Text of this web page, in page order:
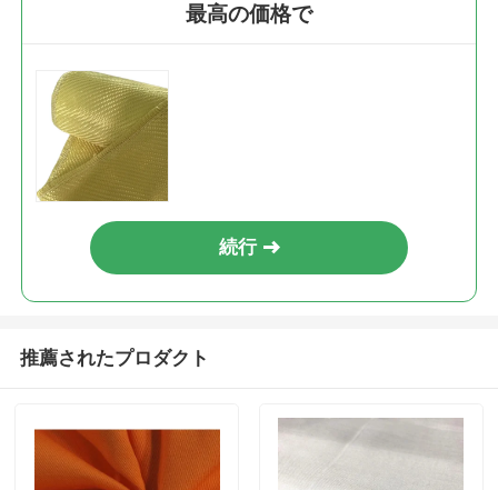
最高の価格で
続行
推薦されたプロダクト